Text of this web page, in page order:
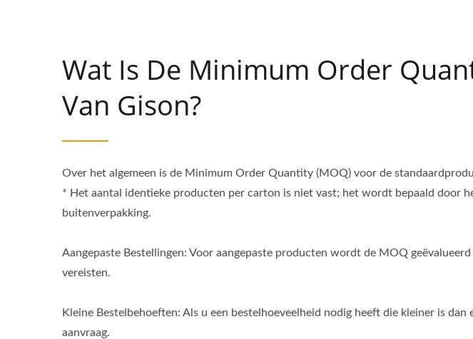
Wat Is De Minimum Order
Van Gison?
Over het algemeen is de Minimum Order Quantity (MOQ) voor de
* Het aantal identieke producten per carton is niet vast; het wordt bepaald door
buitenverpakking.
Aangepaste Bestellingen: Voor aangepaste producten wordt de MOQ
vereisten.
Kleine Bestelbehoeften: Als u een bestelhoeveelheid nodig heeft die kleiner is
aanvraag.